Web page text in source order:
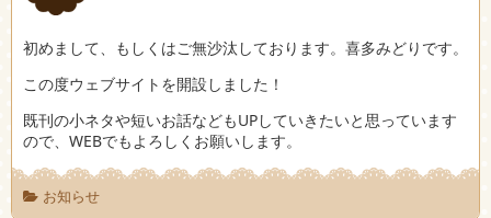
初めまして、もしくはご無沙汰しております。喜多みどりです。
この度ウェブサイトを開設しました！
既刊の小ネタや短いお話などもUPしていきたいと思っています
ので、WEBでもよろしくお願いします。
お知らせ